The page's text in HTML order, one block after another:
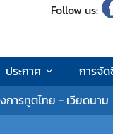
Follow us:
ประกาศ
การจั
ารทูตไทย - เวียดนาม